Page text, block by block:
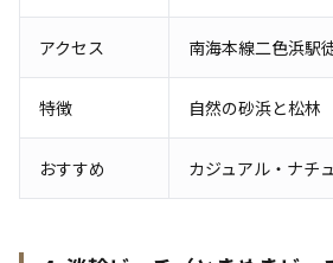
アクセス 南海本線二色浜駅
特徴 自然の砂浜と松林
おすすめ カジュアル・ナチ